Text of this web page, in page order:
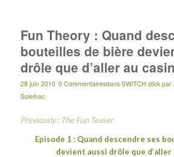
Fun Theory : Quand
bouteilles de bière
drôle que d’aller au
28 juin 2010 0 Commentairesdans SWiTCH stick par
Solelhac
Previously : The Fun Teaser
Episode 1 : Quand descendre ses
devient aussi drôle que d’aller